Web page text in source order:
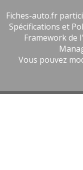
Fiches-auto.fr
Spécifications et
Framework de
Vous pouvez